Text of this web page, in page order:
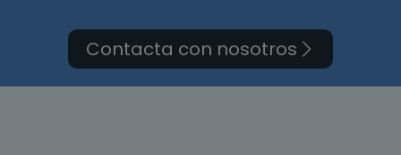
Contacta con nosotros